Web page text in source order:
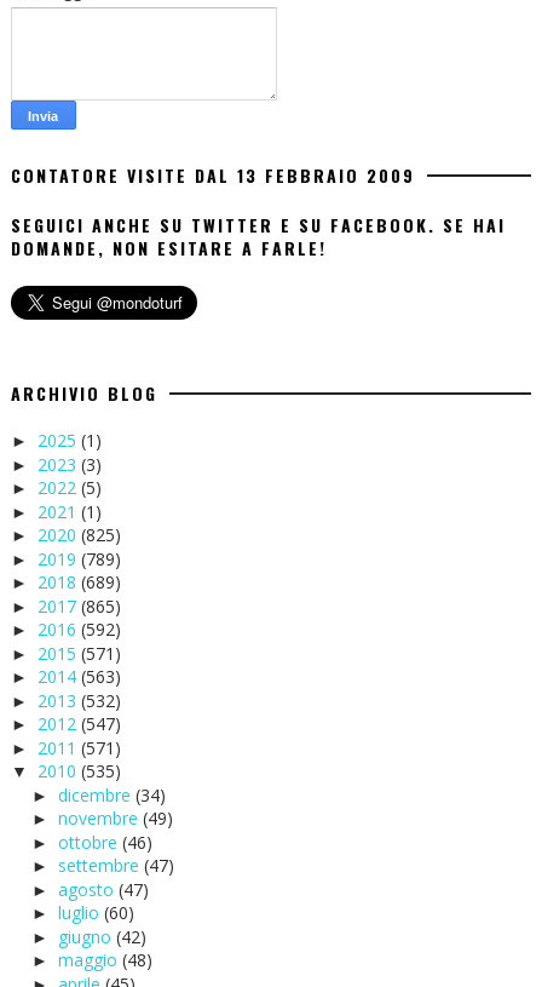
CONTATORE VISITE DAL 13 FEBBRAIO 2009
SEGUICI ANCHE SU TWITTER E SU FACEBOOK. SE HAI
DOMANDE, NON ESITARE A FARLE!
ARCHIVIO BLOG
► 2025 (1)
► 2023 (3)
► 2022 (5)
► 2021 (1)
► 2020 (825)
► 2019 (789)
► 2018 (689)
► 2017 (865)
► 2016 (592)
► 2015 (571)
► 2014 (563)
► 2013 (532)
► 2012 (547)
► 2011 (571)
▼ 2010 (535)
► dicembre (34)
► novembre (49)
► ottobre (46)
► settembre (47)
► agosto (47)
► luglio (60)
► giugno (42)
► maggio (48)